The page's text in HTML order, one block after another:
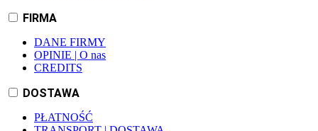
FIRMA
DANE FIRMY
OPINIE | O nas
CREDITS
DOSTAWA
PŁATNOŚĆ